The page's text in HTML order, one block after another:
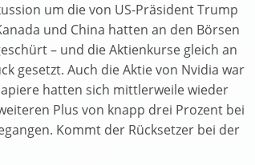
um die von US-Präsident Trump
und China hatten an den Börsen
– und die Aktienkurse gleich an
gesetzt. Auch die Aktie von Nvidia war
hatten sich mittlerweile wieder
Plus von knapp drei Prozent bei
Kommt der Rücksetzer bei der